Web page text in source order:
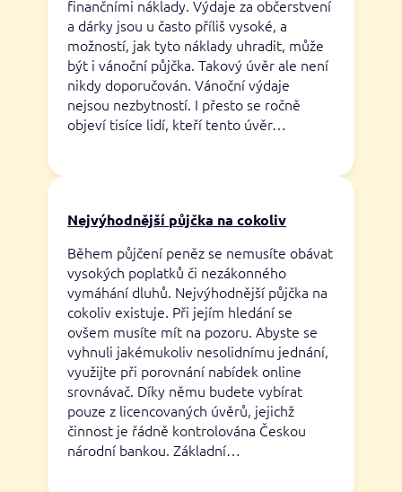
finančními náklady. Výdaje za občerstvení
a dárky jsou u často příliš vysoké, a
možností, jak tyto náklady uhradit, může
být i vánoční půjčka. Takový úvěr ale není
nikdy doporučován. Vánoční výdaje
nejsou nezbytností. I přesto se ročně
objeví tisíce lidí, kteří tento úvěr…
Nejvýhodnější půjčka na cokoliv
Během půjčení peněz se nemusíte obávat
vysokých poplatků či nezákonného
vymáhání dluhů. Nejvýhodnější půjčka na
cokoliv existuje. Při jejím hledání se
ovšem musíte mít na pozoru. Abyste se
vyhnuli jakémukoliv nesolidnímu jednání,
využijte při porovnání nabídek online
srovnávač. Díky němu budete vybírat
pouze z licencovaných úvěrů, jejichž
činnost je řádně kontrolována Českou
národní bankou. Základní…